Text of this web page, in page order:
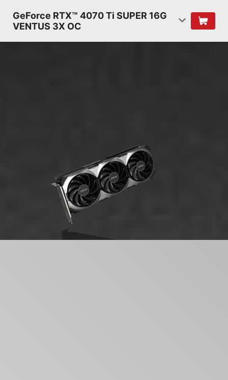
GeForce RTX™ 4070 Ti SUPER 16G
VENTUS 3X OC